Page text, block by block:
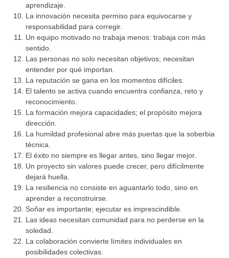
aprendizaje.
La innovación necesita permiso para equivocarse y
responsabilidad para corregir.
Un equipo motivado no trabaja menos: trabaja con más
sentido.
Las personas no solo necesitan objetivos; necesitan
entender por qué importan.
La reputación se gana en los momentos difíciles.
El talento se activa cuando encuentra confianza, reto y
reconocimiento.
La formación mejora capacidades; el propósito mejora
dirección.
La humildad profesional abre más puertas que la soberbia
técnica.
El éxito no siempre es llegar antes, sino llegar mejor.
Un proyecto sin valores puede crecer, pero difícilmente
dejará huella.
La resiliencia no consiste en aguantarlo todo, sino en
aprender a reconstruirse.
Soñar es importante; ejecutar es imprescindible.
Las ideas necesitan comunidad para no perderse en la
soledad.
La colaboración convierte límites individuales en
posibilidades colectivas.